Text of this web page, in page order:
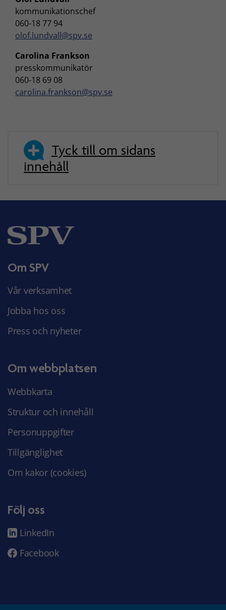
kommunikationschef
060-18 77 94
olof.lundvall@spv.se
Carolina Frankson
presskommunikatör
060-18 69 08
carolina.frankson@spv.se
Tyck till om sidans
innehåll
Om SPV
Vår verksamhet
Jobba hos oss
Press och nyheter
Om webbplatsen
Webbkarta
Struktur och innehåll
Personuppgifter
Tillgänglighet
Om kakor (cookies)
Följ oss
LinkedIn
Facebook